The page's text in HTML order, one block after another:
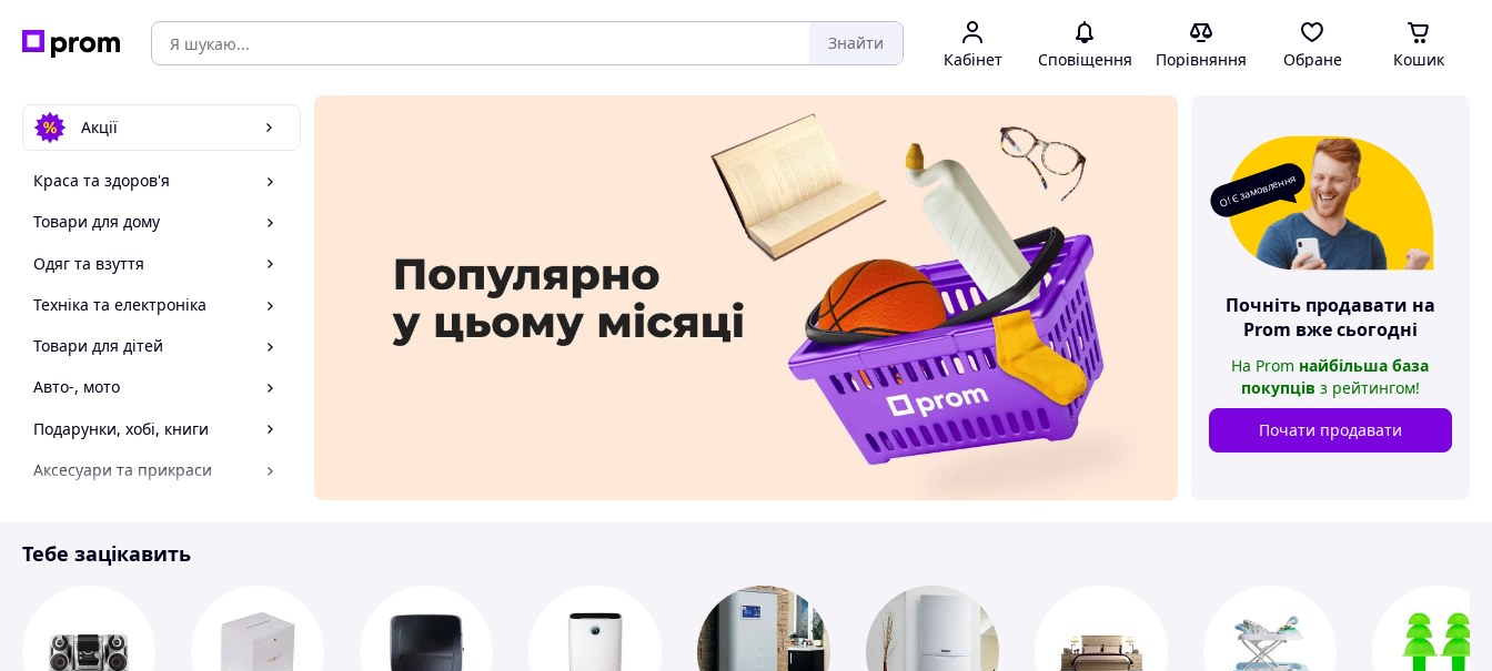
Знайти
Кабінет Сповіщення Порівняння Обране Кошик
Акції
Краса та здоров'я
Товари для дому
Одяг та взуття
Техніка та електроніка
Товари для дітей
Авто-, мото
Подарунки, хобі, книги
Аксесуари та прикраси
Спорт і відпочинок
О! Є замовлення
Почніть продавати на
Prom вже сьогодні
На Prom найбільша база
покупців з рейтингом!
Почати продавати
Тебе зацікавить